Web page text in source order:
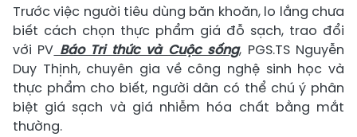
Trước việc người tiêu dùng băn khoăn, lo lắng chưa
biết cách chọn thực phẩm giá đỗ sạch, trao đổi
với PV Báo Tri thức và Cuộc sống, PGS.TS Nguyễn
Duy Thịnh, chuyên gia về công nghệ sinh học và
thực phẩm cho biết, người dân có thể chú ý phân
biệt giá sạch và giá nhiễm hóa chất bằng mắt
thường.